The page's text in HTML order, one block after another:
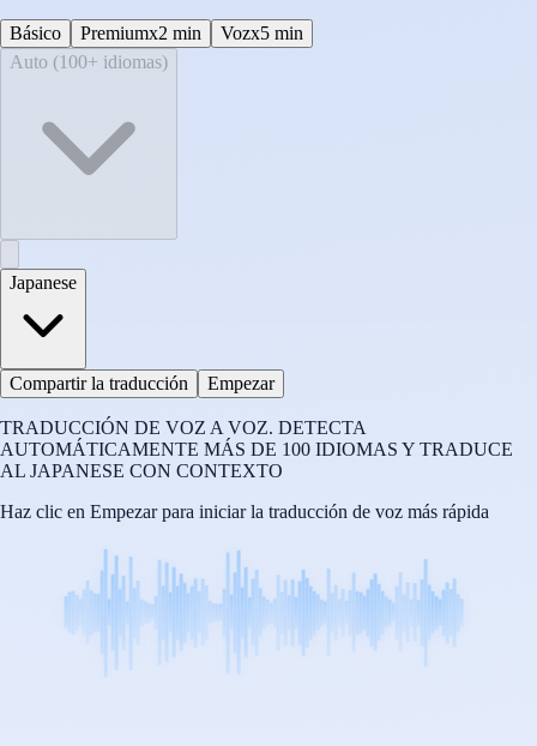
Básico Premiumx2 min Vozx5 min
Auto (100+ idiomas)
Japanese
Compartir la traducción Empezar
TRADUCCIÓN DE VOZ A VOZ. DETECTA
AUTOMÁTICAMENTE MÁS DE 100 IDIOMAS Y TRADUCE
AL JAPANESE CON CONTEXTO
Haz clic en Empezar para iniciar la traducción de voz más rápida